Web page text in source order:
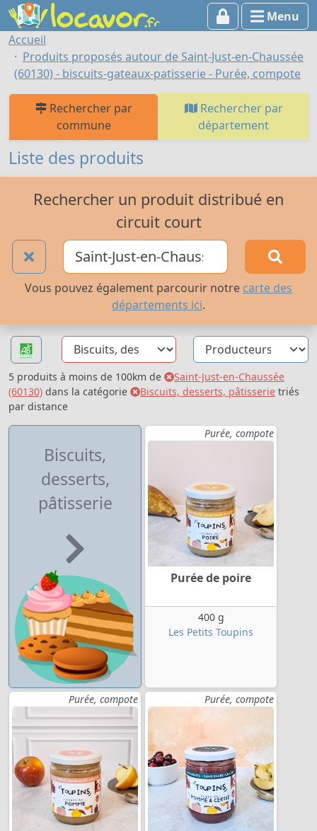
Menu
Accueil
Produits proposés autour de Saint-Just-en-Chaussée
(60130) - biscuits-gateaux-patisserie - Purée, compote
Rechercher par
commune
Rechercher par
département
Liste des produits
Rechercher un produit distribué en
circuit court
Vous pouvez également parcourir notre carte des
départements ici.
5 produits à moins de 100km de
Saint-Just-en-Chaussée
(60130) dans la catégorie Biscuits, desserts, pâtisserie triés
par distance
Biscuits,
desserts,
pâtisserie
Purée, compote
Purée de poire
400 g
Les Petits Toupins
Purée, compote Purée, compote